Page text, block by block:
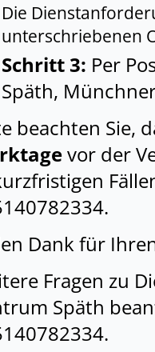
Die
unterschriebenen
Schritt 3: Per
Späth,
beachten Sie,
vor der
Dank für
Fragen zu
Späth